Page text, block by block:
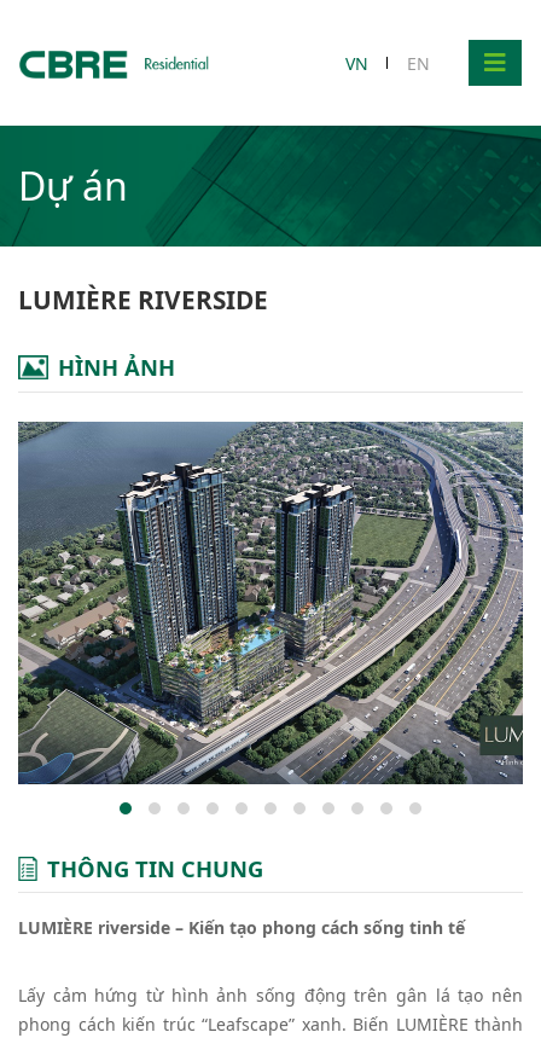
VN EN
Dự án
LUMIÈRE RIVERSIDE
HÌNH ẢNH
THÔNG TIN CHUNG
LUMIÈRE riverside – Kiến tạo phong cách sống tinh tế
Lấy cảm hứng từ hình ảnh sống động trên gân lá tạo nên
phong cách kiến trúc “Leafscape” xanh. Biến LUMIÈRE thành